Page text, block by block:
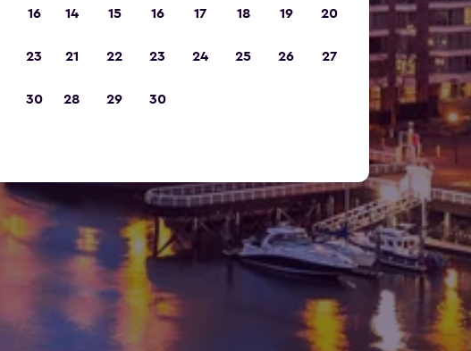
16
23
30
14 15 16 17 18 19 20
21 22 23 24 25 26 27
28 29 30